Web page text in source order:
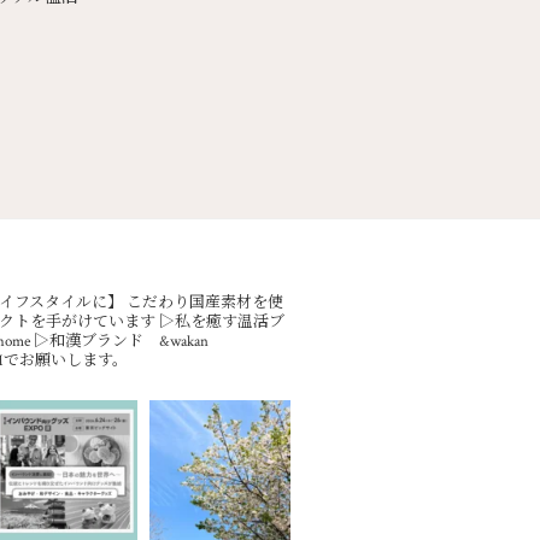
フスタイルに】
こだわり国産素材を使
トを手がけています ▷私を癒す温活ブ
▷和漢ブランド &wakan
お願いします。